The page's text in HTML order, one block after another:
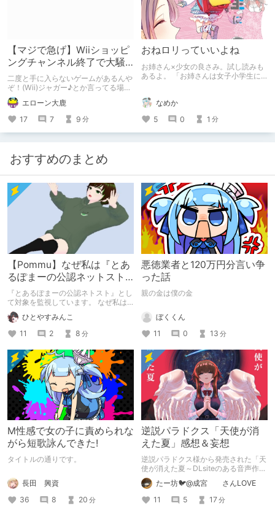
【マジで急げ】Wiiショッピ
ングチャンネル終了で大騒
ぎ
二度と手に入らないゲームがあるんや
ぞ！(Wii)ジャガー♪とか言ってる場合
じゃないわい！ というわけで、Wiiシ
ョッピングチャンネル終了のお知ら
せ。 そして、それに伴いどう我々は
対処すべきか。心を埋めればいいのか
をお伝えいたします。
エローン大鹿
17
7 9 分
おねロリっていいよね
お姉さん×少女の良さみ。試し読みも
あるよ。 「お姉さんは女子小学生に
なめか
5
0 1 分
おすすめのまとめ
【Pommu】なぜ私は『とあ
るぽまーの公認ネットスト
ーカー』になったのか【出
会い編】
『とあるぽまーの公認ネトスト』とし
て対象を監視しています。 なぜ私は
このような行動をとるに至ったのか。
これまでのあゆみを振り返ります。
ひとやすみんこ
11
2 8 分
悪徳業者と120万円分言い争
った話
親の金は僕の金
ぼくくん
11
0 13 分
M性感で女の子に責められな
がら短歌詠んできた!
タイトルの通りです。
長田 興資
36
8 20 分
逆説パラドクス「天使が消
えた夏」感想＆妄想
逆説パラドクス様から発売された「天
使が消えた夏～DLsiteのある音声作品
について～」の感想です。 妄想も多
いです。たー坊🐦@成宮 さんLOVE
11
5 17分